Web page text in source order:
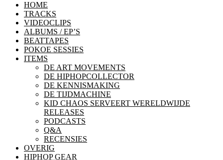
HOME
TRACKS
VIDEOCLIPS
ALBUMS / EP’S
BEATTAPES
POKOE SESSIES
ITEMS
DE ART MOVEMENTS
DE HIPHOPCOLLECTOR
DE KENNISMAKING
DE TIJDMACHINE
KID CHAOS SERVEERT WERELDWIJDE
RELEASES
PODCASTS
Q&A
RECENSIES
OVERIG
HIPHOP GEAR